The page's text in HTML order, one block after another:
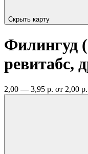
Скрыть карту
Филингуд
ревитабс,
2,00 — 3,95 р. от 2,00 р.